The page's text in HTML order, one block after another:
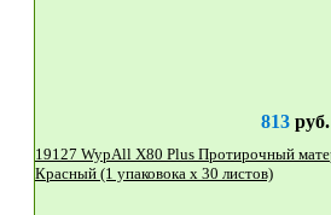
813руб.
19127 WypAll X80 Plus Протирочный материал - Сложенные в 1/4 /
Красный (1 упаковока x 30 листов)